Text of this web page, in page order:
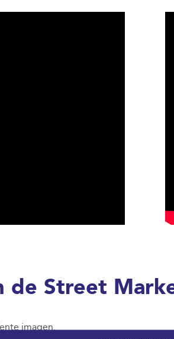
de Street
imagen.